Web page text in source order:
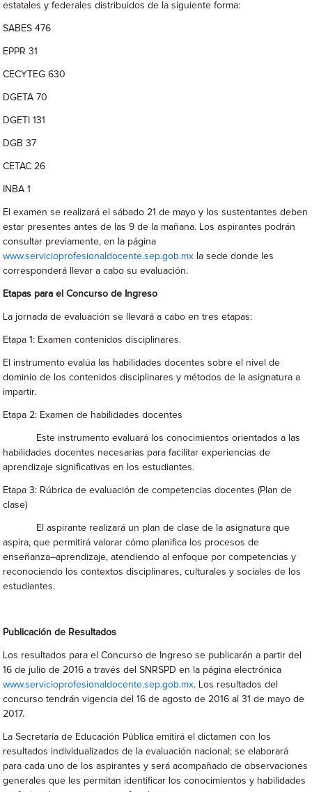
estatales y federales distribuidos de la siguiente forma:
SABES 476
EPPR 31
CECYTEG 630
DGETA 70
DGETI 131
DGB 37
CETAC 26
INBA 1
El examen se realizará el sábado 21 de mayo y los sustentantes deben
estar presentes antes de las 9 de la mañana. Los aspirantes podrán
consultar previamente, en la página
www.servicioprofesionaldocente.sep.gob.mx la sede donde les
corresponderá llevar a cabo su evaluación.
Etapas para el Concurso de Ingreso
La jornada de evaluación se llevará a cabo en tres etapas:
Etapa 1: Examen contenidos disciplinares.
El instrumento evalúa las habilidades docentes sobre el nivel de
dominio de los contenidos disciplinares y métodos de la asignatura a
impartir.
Etapa 2: Examen de habilidades docentes
Este instrumento evaluará los conocimientos orientados a las
habilidades docentes necesarias para facilitar experiencias de
aprendizaje significativas en los estudiantes.
Etapa 3: Rúbrica de evaluación de competencias docentes (Plan de
clase)
El aspirante realizará un plan de clase de la asignatura que
aspira, que permitirá valorar cómo planifica los procesos de
enseñanza–aprendizaje, atendiendo al enfoque por competencias y
reconociendo los contextos disciplinares, culturales y sociales de los
estudiantes.
Publicación de Resultados
Los resultados para el Concurso de Ingreso se publicarán a partir del
16 de julio de 2016 a través del SNRSPD en la página electrónica
www.servicioprofesionaldocente.sep.gob.mx. Los resultados del
concurso tendrán vigencia del 16 de agosto de 2016 al 31 de mayo de
2017.
La Secretaría de Educación Pública emitirá el dictamen con los
resultados individualizados de la evaluación nacional; se elaborará
para cada uno de los aspirantes y será acompañado de observaciones
generales que les permitan identificar los conocimientos y habilidades